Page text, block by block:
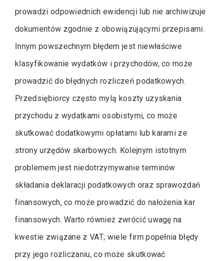
prowadzi odpowiednich ewidencji lub nie archiwizuje
dokumentów zgodnie z obowiązującymi przepisami.
Innym powszechnym błędem jest niewłaściwe
klasyfikowanie wydatków i przychodów, co może
prowadzić do błędnych rozliczeń podatkowych.
Przedsiębiorcy często mylą koszty uzyskania
przychodu z wydatkami osobistymi, co może
skutkować dodatkowymi opłatami lub karami ze
strony urzędów skarbowych. Kolejnym istotnym
problemem jest niedotrzymywanie terminów
składania deklaracji podatkowych oraz sprawozdań
finansowych, co może prowadzić do nałożenia kar
finansowych. Warto również zwrócić uwagę na
kwestie związane z VAT; wiele firm popełnia błędy
przy jego rozliczaniu, co może skutkować